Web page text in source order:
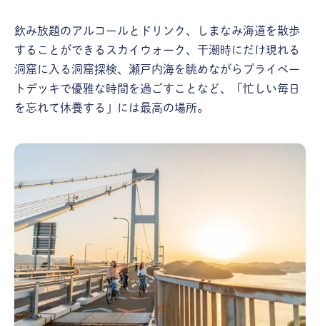
飲み放題のアルコールとドリンク、しまなみ海道を散歩
することができるスカイウォーク、干潮時にだけ現れる
洞窟に入る洞窟探検、瀬戸内海を眺めながらプライベー
トデッキで優雅な時間を過ごすことなど、「忙しい毎日
を忘れて休養する」には最高の場所。